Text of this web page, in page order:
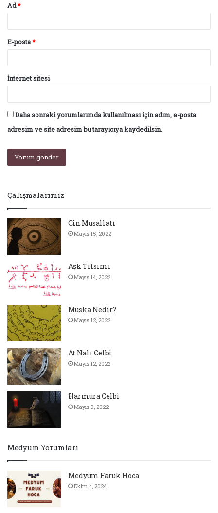
Ad*
E-posta*
İnternet sitesi
Daha sonraki yorumlarımda kullanılması için adım, e-posta
adresim ve site adresim bu tarayıcıya kaydedilsin.
Çalışmalarımız
Cin Musallatı
Mayıs 15, 2022
Aşk Tılsımı
Mayıs 14, 2022
Muska Nedir?
Mayıs 12, 2022
At Nalı Celbi
Mayıs 12, 2022
Harmura Celbi
Mayıs 9, 2022
Medyum Yorumları
Medyum Faruk Hoca
Ekim 4, 2024